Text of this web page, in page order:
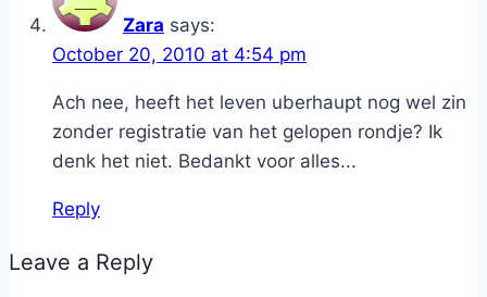
Zara says:
October 20, 2010 at 4:54 pm
Ach nee, heeft het leven uberhaupt nog wel zin
zonder registratie van het gelopen rondje? Ik
denk het niet. Bedankt voor alles...
Reply
Leave a Reply